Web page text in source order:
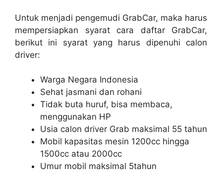
Untuk menjadi pengemudi GrabCar, maka harus
mempersiapkan syarat cara daftar GrabCar,
berikut ini syarat yang harus dipenuhi calon
driver:
Warga Negara Indonesia
Sehat jasmani dan rohani
Tidak buta huruf, bisa membaca,
menggunakan HP
Usia calon driver Grab maksimal 55 tahun
Mobil kapasitas mesin 1200cc hingga
1500cc atau 2000cc
Umur mobil maksimal 5tahun